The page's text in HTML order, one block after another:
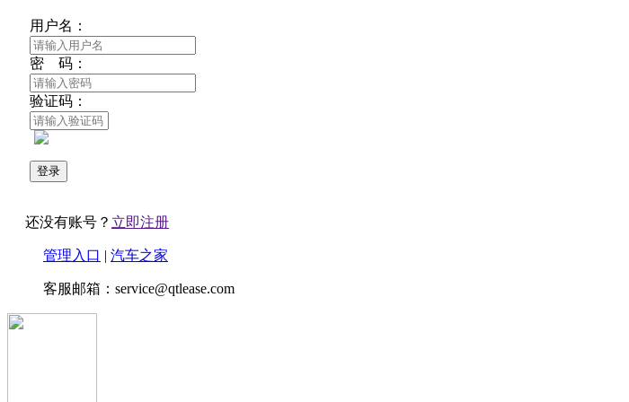
用户名：
密 码：
验证码：
还没有账号？ 立即注册
管理入口 | 汽车之家
客服邮箱：service@qtlease.com